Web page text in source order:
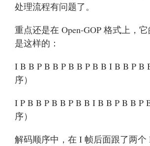
处理流程有问题了。
重点还是在 Open-GOP 格式上，
是这样的：
I B B P B B P B B P B B I B B P B
序）
I P B B P B B P B B I B B P B B
序）
解码顺序中，在 I 帧后面跟了两个